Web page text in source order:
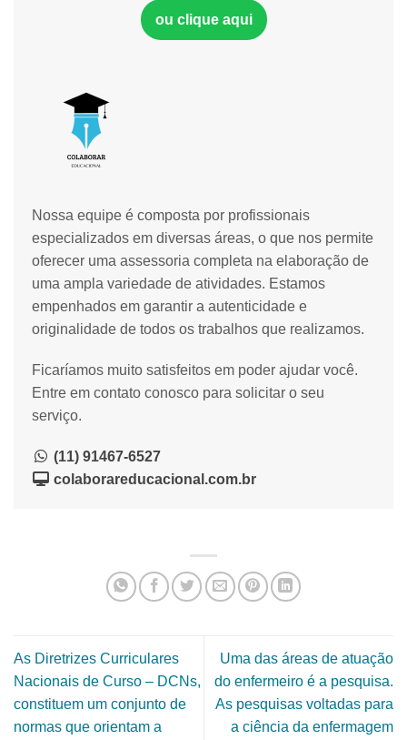
Nossa equipe é composta por profissionais
especializados em diversas áreas, o que nos permite
oferecer uma assessoria completa na elaboração de
uma ampla variedade de atividades. Estamos
empenhados em garantir a autenticidade e
originalidade de todos os trabalhos que realizamos.
Ficaríamos muito satisfeitos em poder ajudar você.
Entre em contato conosco para solicitar o seu
serviço.
(11) 91467-6527
colaborareducacional.com.br
ou clique aqui
As Diretrizes Curriculares
Nacionais de Curso – DCNs,
constituem um conjunto de
normas que orientam a
Uma das áreas de atuação
do enfermeiro é a pesquisa.
As pesquisas voltadas para
a ciência da enfermagem